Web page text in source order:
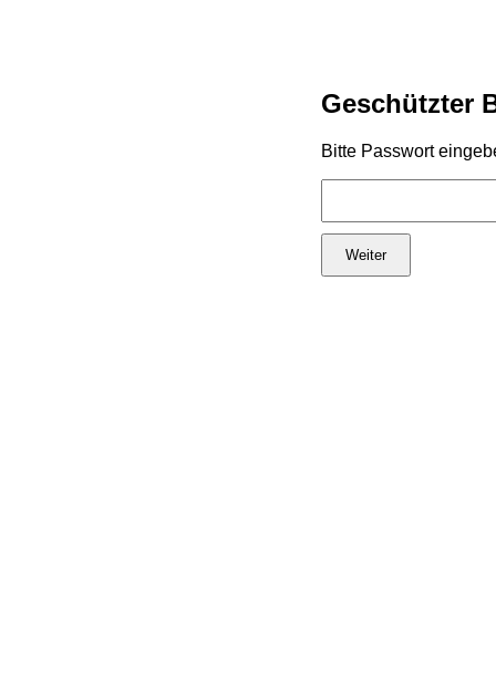
Geschützter
Bitte Passwort
Weiter